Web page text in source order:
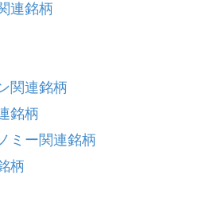
連銘柄
関連銘柄
銘柄
ミー関連銘柄
柄